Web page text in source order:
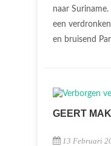
naar
een
en bruisend
GEERT MAK
13 Februari